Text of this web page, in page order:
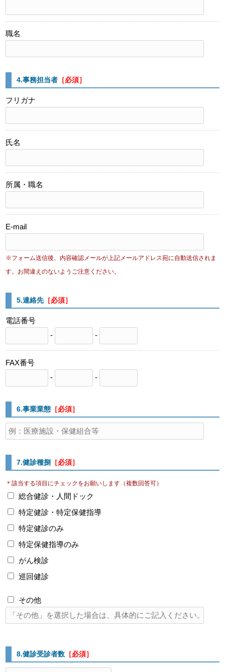
職名
4.事務担当者 ［必須］
フリガナ
氏名
所属・職名
E-mail
※フォーム送信後、内容確認メールが上記メールアドレス宛に自動送信されま
す。お間違えのないようご注意ください。
5.連絡先［必須］
電話番号
-
-
FAX番号
-
-
6.事業業態 ［必須］
7.健診種捌 ［必須］
＊該当する項目にチェックをお願いします（複数回答可）
総合健診・人間ドック
特定健診・特定保健指導
特定健診のみ
特定保健指導のみ
がん検診
巡回健診
その他
8.健診受診者数 ［必須］